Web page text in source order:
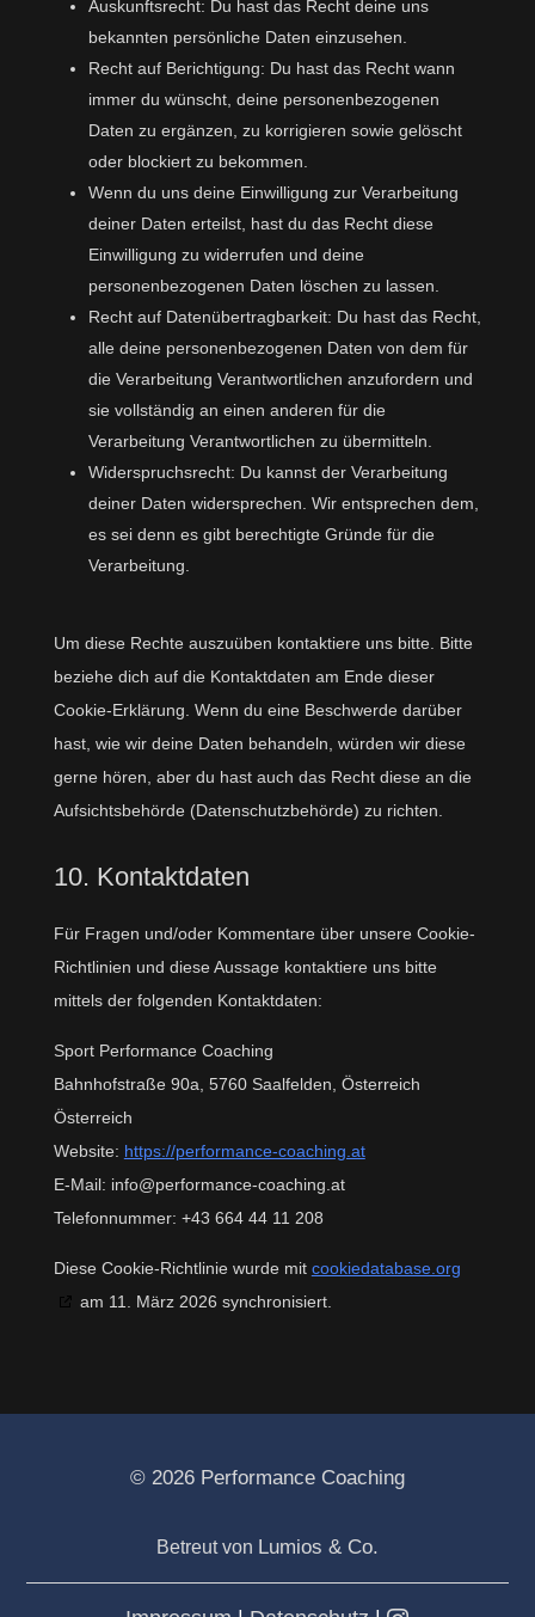
Auskunftsrecht: Du hast das Recht deine uns
bekannten persönliche Daten einzusehen.
Recht auf Berichtigung: Du hast das Recht wann
immer du wünscht, deine personenbezogenen
Daten zu ergänzen, zu korrigieren sowie gelöscht
oder blockiert zu bekommen.
Wenn du uns deine Einwilligung zur Verarbeitung
deiner Daten erteilst, hast du das Recht diese
Einwilligung zu widerrufen und deine
personenbezogenen Daten löschen zu lassen.
Recht auf Datenübertragbarkeit: Du hast das Recht,
alle deine personenbezogenen Daten von dem für
die Verarbeitung Verantwortlichen anzufordern und
sie vollständig an einen anderen für die
Verarbeitung Verantwortlichen zu übermitteln.
Widerspruchsrecht: Du kannst der Verarbeitung
deiner Daten widersprechen. Wir entsprechen dem,
es sei denn es gibt berechtigte Gründe für die
Verarbeitung.
Um diese Rechte auszuüben kontaktiere uns bitte. Bitte
beziehe dich auf die Kontaktdaten am Ende dieser
Cookie-Erklärung. Wenn du eine Beschwerde darüber
hast, wie wir deine Daten behandeln, würden wir diese
gerne hören, aber du hast auch das Recht diese an die
Aufsichtsbehörde (Datenschutzbehörde) zu richten.
10. Kontaktdaten
Für Fragen und/oder Kommentare über unsere Cookie-
Richtlinien und diese Aussage kontaktiere uns bitte
mittels der folgenden Kontaktdaten:
Sport Performance Coaching
Bahnhofstraße 90a, 5760 Saalfelden, Österreich
Österreich
Website: https://performance-coaching.at
E-Mail: info@performance-coaching.at
Telefonnummer: +43 664 44 11 208
Diese Cookie-Richtlinie wurde mit cookiedatabase.org
am 11. März 2026 synchronisiert.
© 2026 Performance Coaching
Betreut von Lumios & Co.